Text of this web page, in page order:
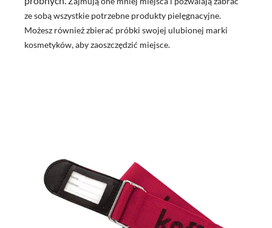
ze sobą wszystkie potrzebne produkty pielęgnacyjne.
Możesz również zbierać próbki swojej ulubionej marki
kosmetyków, aby zaoszczędzić miejsce.